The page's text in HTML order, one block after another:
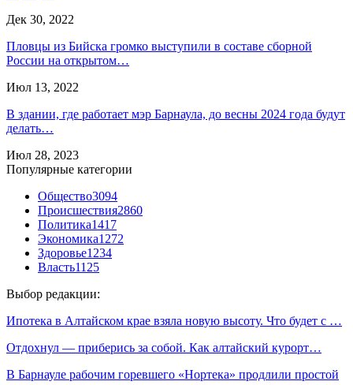
Дек 30, 2022
Пловцы из Бийска громко выступили в составе сборной
России на открытом…
Июл 13, 2022
В здании, где работает мэр Барнаула, до весны 2024 года будут
делать…
Июл 28, 2023
Популярные категории
Общество3094
Происшествия2860
Политика1417
Экономика1272
Здоровье1234
Власть1125
Выбор редакции:
Ипотека в Алтайском крае взяла новую высоту. Что будет с …
Отдохнул — приберись за собой. Как алтайский курорт…
В Барнауле рабочим горевшего «Нортека» продлили простой